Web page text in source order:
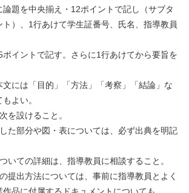
を中央揃え・12ポイントで記し（サブタ
）、1行あけて学生証番号、氏名、指導教員
ントで記す。さらに1行あけてから要旨を
は「目的」「方法」「考察」「結論」な
よい。
を設けること。
た部分や図・表については、必ず出典を明記
いての詳細は、指導教員に相談すること。
提出方法については、事前に指導教員とよく